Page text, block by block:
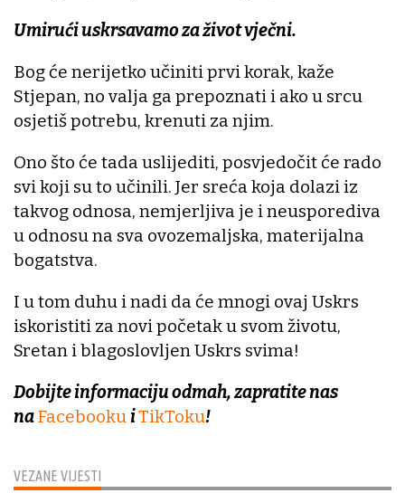
VEZANE VIJESTI
Umirući uskrsavamo za život vječni.
Bog će nerijetko učiniti prvi korak, kaže
Stjepan, no valja ga prepoznati i ako u srcu
osjetiš potrebu, krenuti za njim.
Ono što će tada uslijediti, posvjedočit će rado
svi koji su to učinili. Jer sreća koja dolazi iz
takvog odnosa, nemjerljiva je i neusporediva
u odnosu na sva ovozemaljska, materijalna
bogatstva.
I u tom duhu i nadi da će mnogi ovaj Uskrs
iskoristiti za novi početak u svom životu,
Sretan i blagoslovljen Uskrs svima!
Dobijte informaciju odmah, zapratite nas
naFacebookuiTikToku!